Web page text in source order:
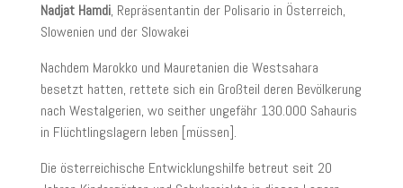
Nadjat Hamdi, Repräsentantin der Polisario in Österreich,
Slowenien und der Slowakei
Nachdem Marokko und Mauretanien die Westsahara
besetzt hatten, rettete sich ein Großteil deren Bevölkerung
nach Westalgerien, wo seither ungefähr 130.000 Sahauris
in Flüchtlingslagern leben [müssen].
Die österreichische Entwicklungshilfe betreut seit 20